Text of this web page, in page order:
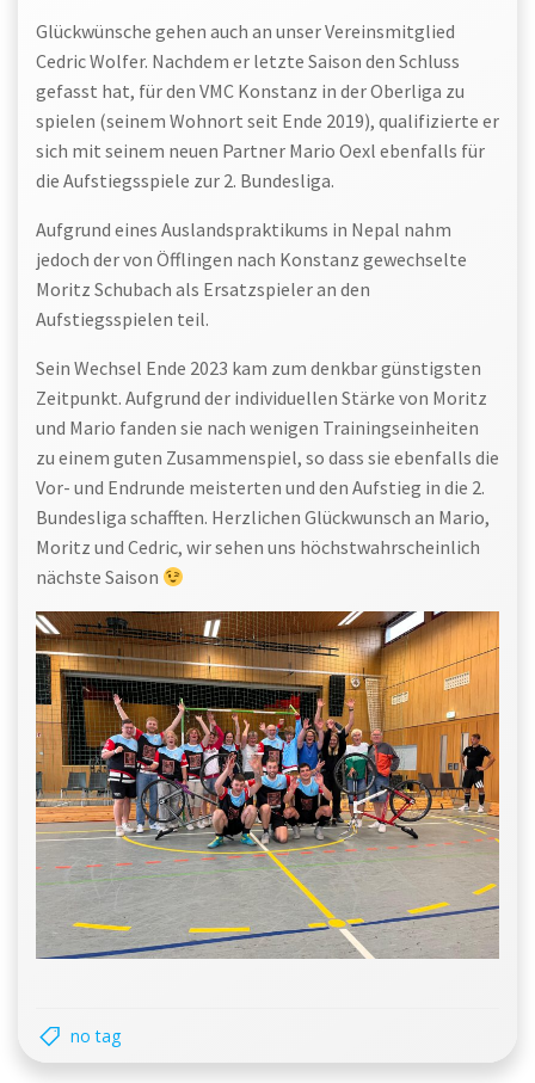
Glückwünsche gehen auch an unser Vereinsmitglied
Cedric Wolfer. Nachdem er letzte Saison den Schluss
gefasst hat, für den VMC Konstanz in der Oberliga zu
spielen (seinem Wohnort seit Ende 2019), qualifizierte er
sich mit seinem neuen Partner Mario Oexl ebenfalls für
die Aufstiegsspiele zur 2. Bundesliga.
Aufgrund eines Auslandspraktikums in Nepal nahm
jedoch der von Öfflingen nach Konstanz gewechselte
Moritz Schubach als Ersatzspieler an den
Aufstiegsspielen teil.
Sein Wechsel Ende 2023 kam zum denkbar günstigsten
Zeitpunkt. Aufgrund der individuellen Stärke von Moritz
und Mario fanden sie nach wenigen Trainingseinheiten
zu einem guten Zusammenspiel, so dass sie ebenfalls die
Vor- und Endrunde meisterten und den Aufstieg in die 2.
Bundesliga schafften. Herzlichen Glückwunsch an Mario,
Moritz und Cedric, wir sehen uns höchstwahrscheinlich
nächste Saison
no tag